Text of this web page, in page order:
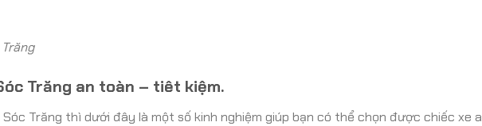
Trăng an toàn – tiêt kiệm.
Trăng thì dưới đây là một số kinh nghiệm giúp bạn có thể chọn được chiếc xe